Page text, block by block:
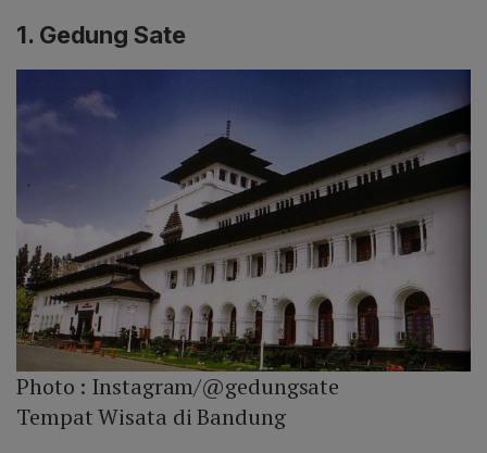
1. Gedung Sate
Photo : Instagram/@gedungsate
Tempat Wisata di Bandung